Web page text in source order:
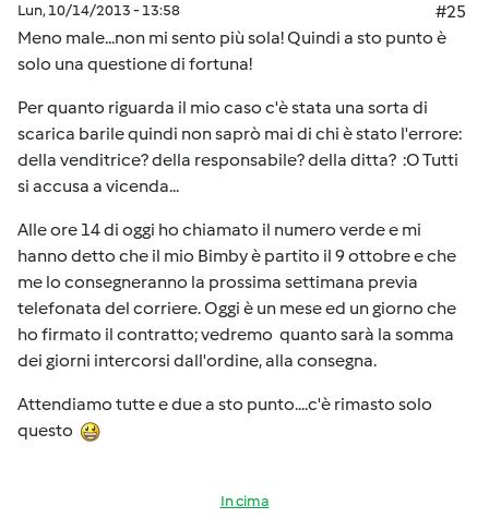
Lun, 10/14/2013 - 13:58
#25
Meno male...non mi sento più sola! Quindi a sto punto è
solo una questione di fortuna!
Per quanto riguarda il mio caso c'è stata una sorta di
scarica barile quindi non saprò mai di chi è stato l'errore:
della venditrice? della responsabile? della ditta? :O Tutti
si accusa a vicenda...
Alle ore 14 di oggi ho chiamato il numero verde e mi
hanno detto che il mio Bimby è partito il 9 ottobre e che
me lo consegneranno la prossima settimana previa
telefonata del corriere. Oggi è un mese ed un giorno che
ho firmato il contratto; vedremo quanto sarà la somma
dei giorni intercorsi dall'ordine, alla consegna.
Attendiamo tutte e due a sto punto....c'è rimasto solo
questo
In cima